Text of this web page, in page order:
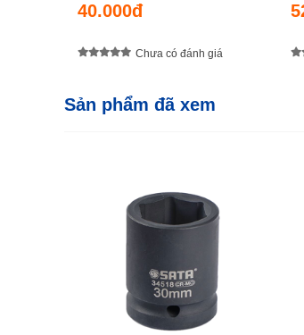
40.000đ
Chưa có đánh giá
Sản phẩm đã xem